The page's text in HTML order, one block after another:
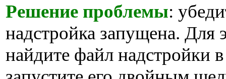
Решение проблемы:
надстройка запущена. Для
найдите файл надстройки